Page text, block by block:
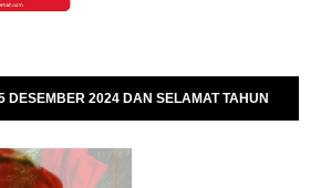
DESEMBER 2024 DAN SELAMAT TAHUN